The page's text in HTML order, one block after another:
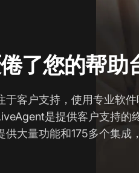
了您的帮助
于客户支持，使用专业软
是提供客户支持的
供大量功能和175多个集成